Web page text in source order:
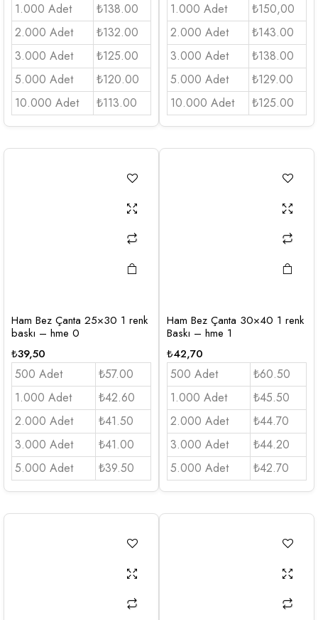
1.000 Adet
₺138.00
2.000 Adet
₺132.00
3.000 Adet
₺125.00
5.000 Adet
₺120.00
10.000 Adet
₺113.00
1.000 Adet
₺150,00
2.000 Adet
₺143.00
3.000 Adet
₺138.00
5.000 Adet
₺129.00
10.000 Adet
₺125.00
Ham Bez Çanta 25×30 1 renk
baskı – hme 0
₺39,50
500 Adet
₺57.00
1.000 Adet
₺42.60
2.000 Adet
₺41.50
3.000 Adet
₺41.00
5.000 Adet
₺39.50
Ham Bez Çanta 30×40 1 renk
Baskı – hme 1
₺42,70
500 Adet
₺60.50
1.000 Adet
₺45.50
2.000 Adet
₺44.70
3.000 Adet
₺44.20
5.000 Adet
₺42.70